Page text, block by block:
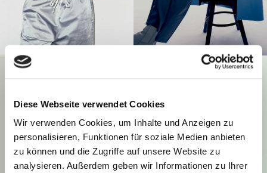
Diese Webseite verwendet Cookies
Wir verwenden Cookies, um Inhalte und Anzeigen zu
personalisieren, Funktionen für soziale Medien anbieten
zu können und die Zugriffe auf unsere Website zu
analysieren. Außerdem geben wir Informationen zu Ihrer